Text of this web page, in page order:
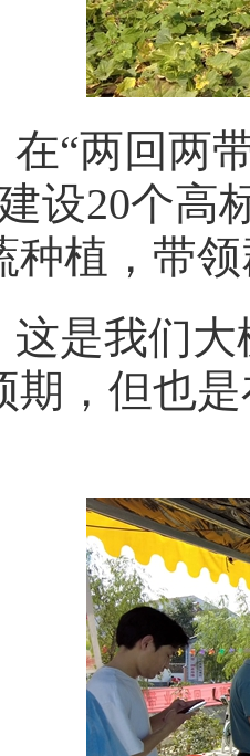
“两回两
设20个高
种植，带
这是我们
期，但也